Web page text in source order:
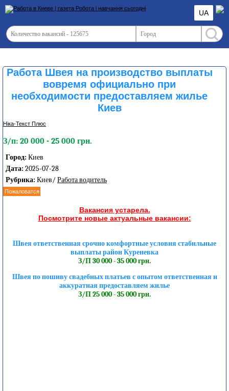
UA
Работа Швея на производство выплаты
вовремя официально при
необходимости предоставляем жилье
Киев
Ніка-Текст Плюс
З/п: 20 000 - 25 000 грн.
Город: Киев
Дата: 2025-07-28
Рубрика: Киев/ Работа водитель
Пожаловатся
Вакансия устарела.
Посмотрите новые актуальные вакансии:
Швея ответственная срочно комфортные условия стабильные
выплаты район Куреневка
З/П 30 000 - 35 000 грн.
Швея по пошиву свадебных платьев с опытом ответственная и
аккуратная предоставляем жилье
З/П 25 000 - 35 000 грн.